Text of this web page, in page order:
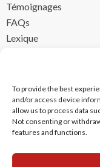
To provide the best
and/or access device
allow us to process data
Not consenting or
features and functions.
Témoignages
FAQs
Lexique
FR +33 (0) 1 84 17 45
UK +44 (0) 203 445